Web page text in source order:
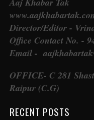
Director/Editor -
Office Contact No. -
Email -
OFFICE- C 281
Raipur (C.G)
RECENT POSTS